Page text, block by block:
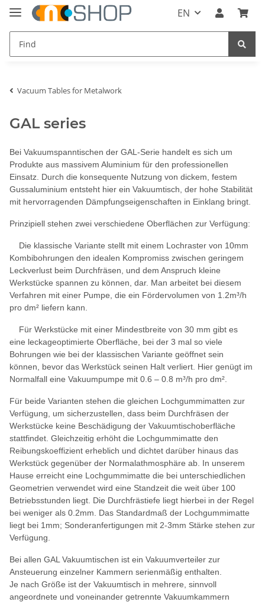
EN
Vacuum Tables for Metalwork
GAL series
Bei Vakuumspanntischen der GAL-Serie handelt es sich um
Produkte aus massivem Aluminium für den professionellen
Einsatz. Durch die konsequente Nutzung von dickem, festem
Gussaluminium entsteht hier ein Vakuumtisch, der hohe Stabilität
mit hervorragenden Dämpfungseigenschaften in Einklang bringt.
Prinzipiell stehen zwei verschiedene Oberflächen zur Verfügung:
Die klassische Variante stellt mit einem Lochraster von 10mm
Kombibohrungen den idealen Kompromiss zwischen geringem
Leckverlust beim Durchfräsen, und dem Anspruch kleine
Werkstücke spannen zu können, dar. Man arbeitet bei diesem
Verfahren mit einer Pumpe, die ein Fördervolumen von 1.2m³/h
pro dm² liefern kann.
Für Werkstücke mit einer Mindestbreite von 30 mm gibt es
eine leckageoptimierte Oberfläche, bei der 3 mal so viele
Bohrungen wie bei der klassischen Variante geöffnet sein
können, bevor das Werkstück seinen Halt verliert. Hier genügt im
Normalfall eine Vakuumpumpe mit 0.6 – 0.8 m³/h pro dm².
Für beide Varianten stehen die gleichen Lochgummimatten zur
Verfügung, um sicherzustellen, dass beim Durchfräsen der
Werkstücke keine Beschädigung der Vakuumtischoberfläche
stattfindet. Gleichzeitig erhöht die Lochgummimatte den
Reibungskoeffizient erheblich und dichtet darüber hinaus das
Werkstück gegenüber der Normalathmosphäre ab. In unserem
Hause erreicht eine Lochgummimatte die bei unterschiedlichen
Geometrien verwendet wird eine Standzeit die weit über 100
Betriebsstunden liegt. Die Durchfrästiefe liegt hierbei in der Regel
bei weniger als 0.2mm. Das Standardmaß der Lochgummimatte
liegt bei 1mm; Sonderanfertigungen mit 2-3mm Stärke stehen zur
Verfügung.
Bei allen GAL Vakuumtischen ist ein Vakuumverteiler zur
Ansteuerung einzelner Kammern serienmäßig enthalten.
Je nach Größe ist der Vakuumtisch in mehrere, sinnvoll
angeordnete und voneinander getrennte Vakuumkammern